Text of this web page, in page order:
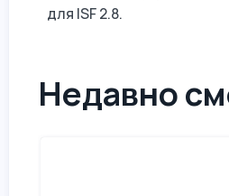
для ISF 2.8.
Недавно